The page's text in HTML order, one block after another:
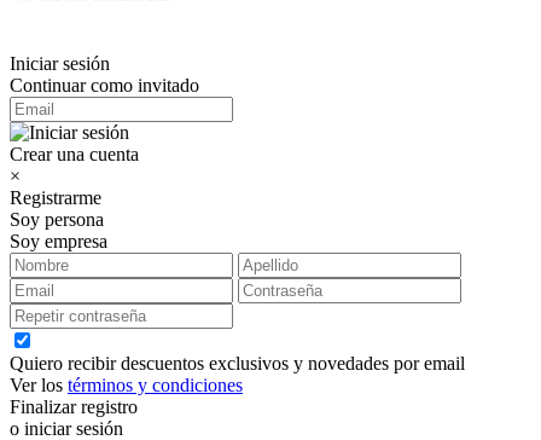
Iniciar sesión
Continuar como invitado
Crear una cuenta
×
Registrarme
Soy persona
Soy empresa
Quiero recibir descuentos exclusivos y novedades por email
Ver los términos y condiciones
Finalizar registro
o iniciar sesión